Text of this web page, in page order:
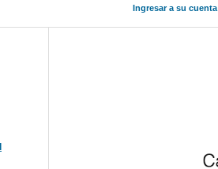
Ingresar a su cuenta